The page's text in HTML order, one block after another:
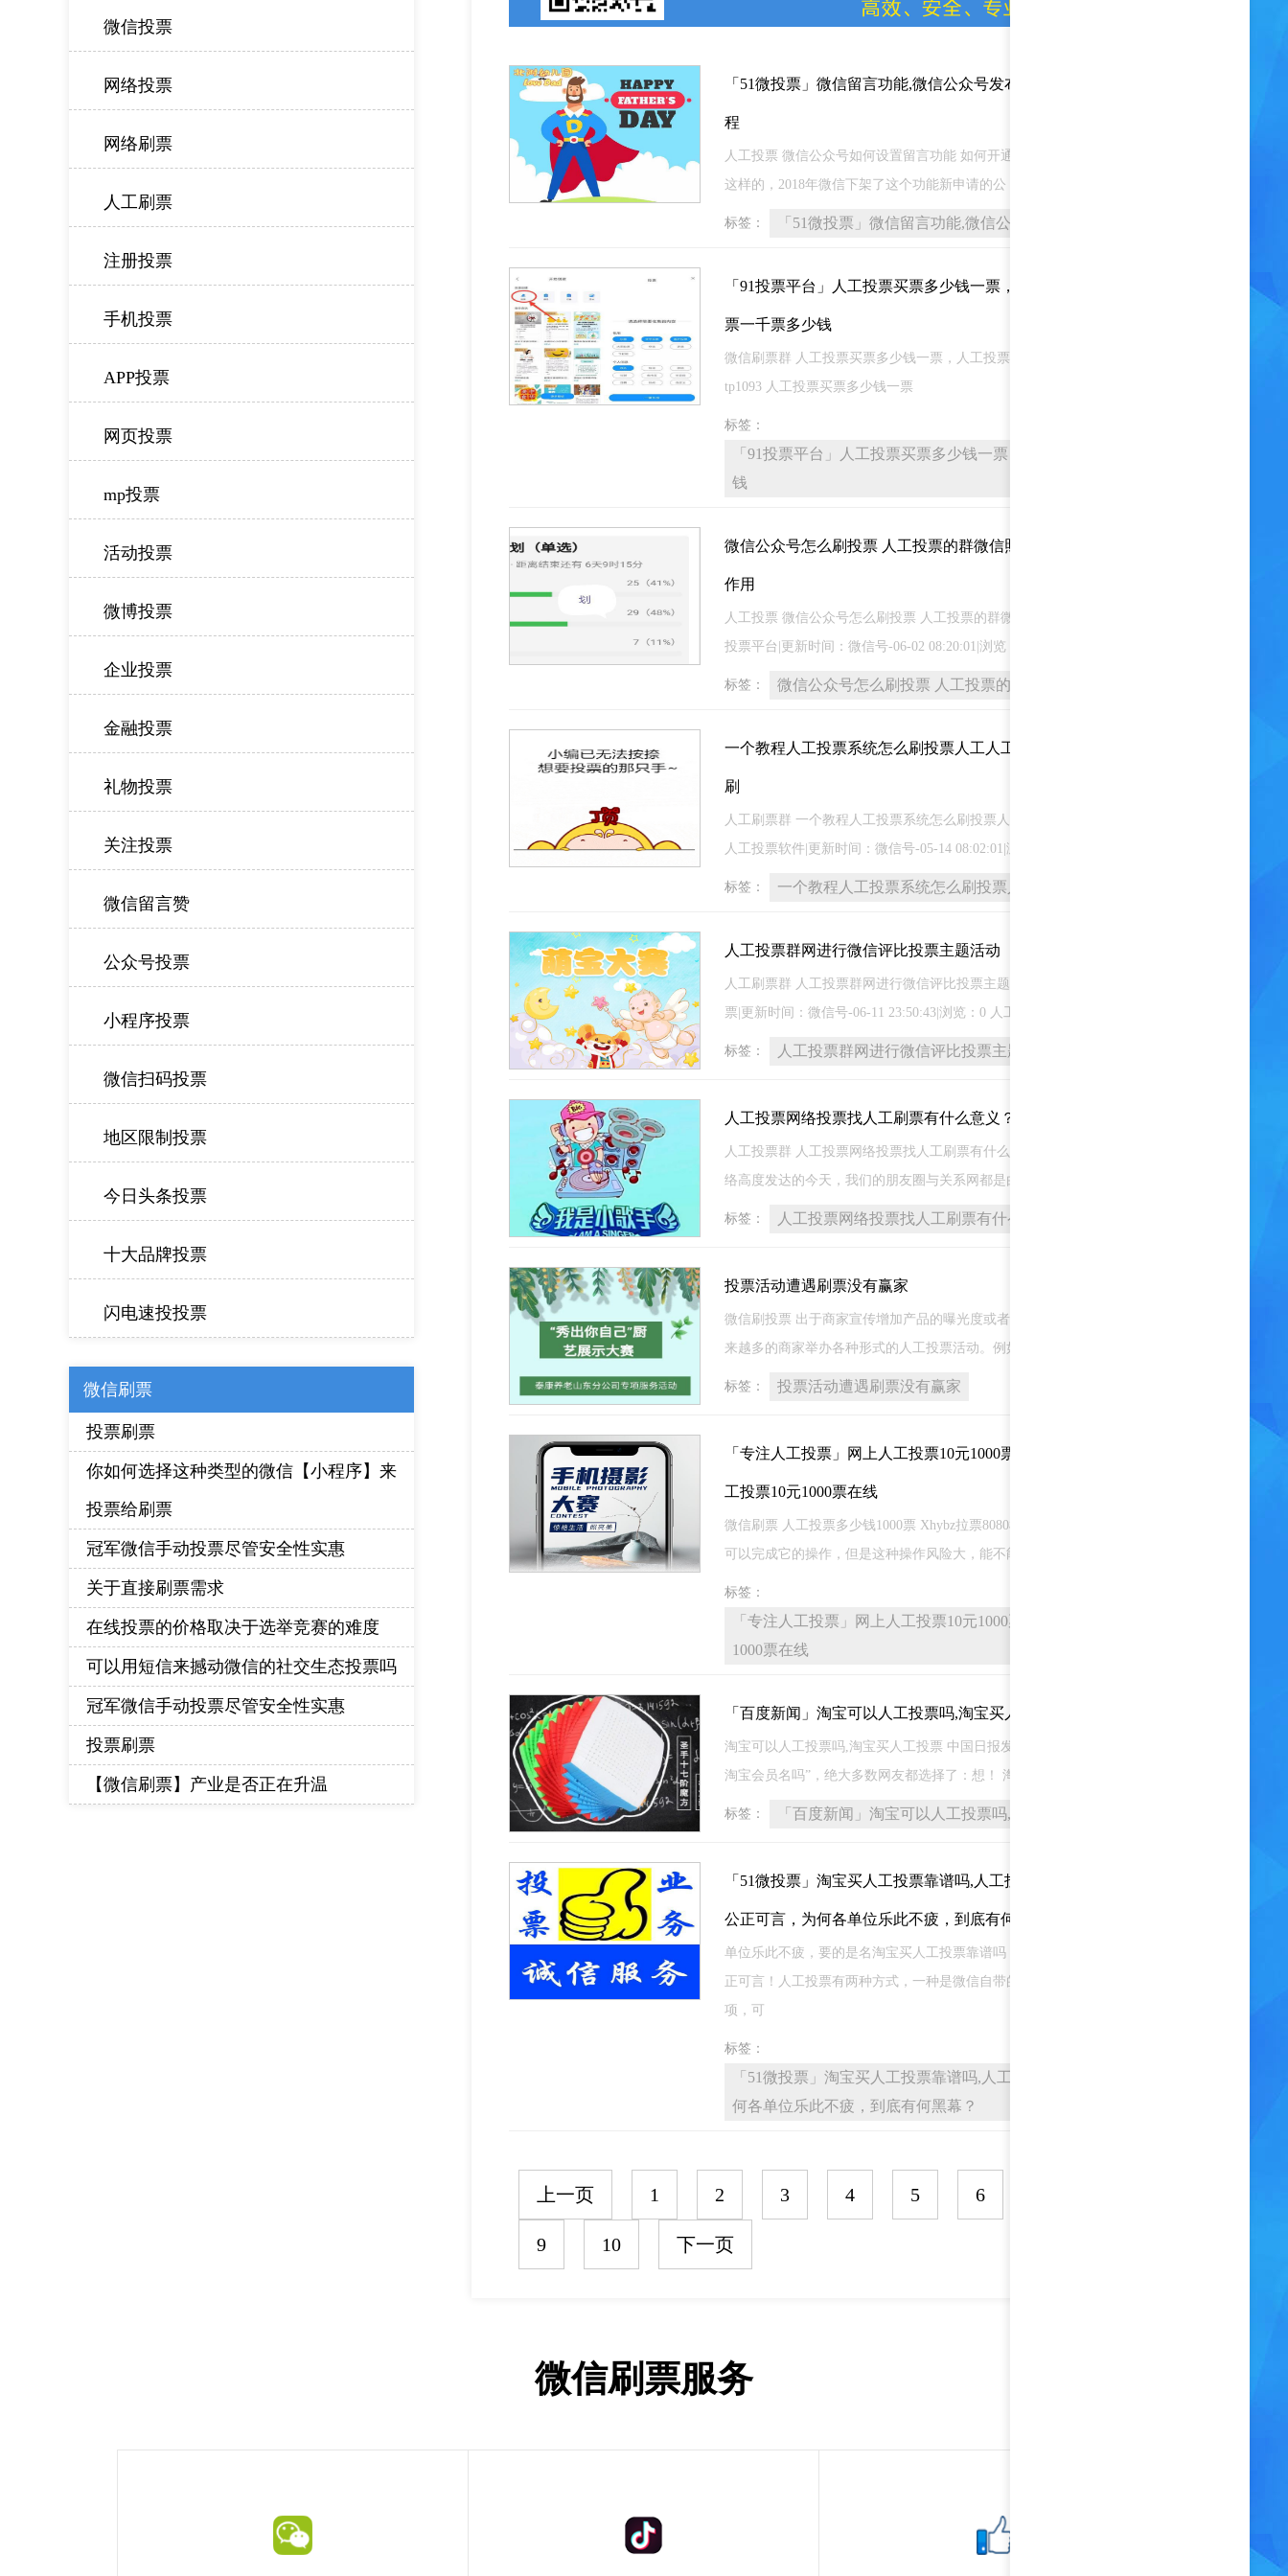
微信投票
网络投票
网络刷票
人工刷票
注册投票
手机投票
APP投票
网页投票
mp投票
活动投票
微博投票
企业投票
金融投票
礼物投票
关注投票
微信留言赞
公众号投票
小程序投票
微信扫码投票
地区限制投票
今日头条投票
十大品牌投票
闪电速投投票
微信刷票
投票刷票
你如何选择这种类型的微信【小程序】来
投票给刷票
冠军微信手动投票尽管安全性实惠
关于直接刷票需求
在线投票的价格取决于选举竞赛的难度
可以用短信来撼动微信的社交生态投票吗
冠军微信手动投票尽管安全性实惠
投票刷票
【微信刷票】产业是否正在升温
「51微投票」微信留言功能,微信公众号发布文章流
程
人工投票 微信公众号如何设置留言功能 如何开通微信公众平台留言功能？ 是
这样的，2018年微信下架了这个功能新申请的公
标签： 「51微投票」微信留言功能,微信公众号发布文章流程
「91投票平台」人工投票买票多少钱一票，人工投
票一千票多少钱
微信刷票群 人工投票买票多少钱一票，人工投票一千票多少钱 2023-2-8 ：
tp1093 人工投票买票多少钱一票
标签：
「91投票平台」人工投票买票多少钱一票，人工投票一千票多少
钱
微信公众号怎么刷投票 人工投票的群微信照片投票
作用
人工投票 微信公众号怎么刷投票 人工投票的群微信照片投票作用 当前栏目：
投票平台|更新时间：微信号-06-02 08:20:01|浏览：0 人
标签： 微信公众号怎么刷投票 人工投票的群微信照片投票作用
一个教程人工投票系统怎么刷投票人工人工投票代
刷
人工刷票群 一个教程人工投票系统怎么刷投票人工人工投票代刷 当前栏目：
人工投票软件|更新时间：微信号-05-14 08:02:01|浏览：0
标签： 一个教程人工投票系统怎么刷投票人工人工投票代刷
人工投票群网进行微信评比投票主题活动
人工刷票群 人工投票群网进行微信评比投票主题活动 当前栏目：快速人工投
票|更新时间：微信号-06-11 23:50:43|浏览：0 人工投票群
标签： 人工投票群网进行微信评比投票主题活动
人工投票网络投票找人工刷票有什么意义？
人工投票群 人工投票网络投票找人工刷票有什么意义？ 2023/07/18 10:12 在网
络高度发达的今天，我们的朋友圈与关系网都是由现实与虚
标签： 人工投票网络投票找人工刷票有什么意义？
投票活动遭遇刷票没有赢家
微信刷投票 出于商家宣传增加产品的曝光度或者增加公众号的粉丝数量，越
来越多的商家举办各种形式的人工投票活动。例如最萌宝贝，魅力之星才艺
标签： 投票活动遭遇刷票没有赢家
「专注人工投票」网上人工投票10元1000票,微信人
工投票10元1000票在线
微信刷票 人工投票多少钱1000票 Xhybz拉票8080机一般没有截图，几秒钟就
可以完成它的操作，但是这种操作风险大，能不能
标签：
「专注人工投票」网上人工投票10元1000票,微信人工投票10元
1000票在线
「百度新闻」淘宝可以人工投票吗,淘宝买人工投票
淘宝可以人工投票吗,淘宝买人工投票 中国日报发起了一个微博投票，“你想改
淘宝会员名吗”，绝大多数网友都选择了：想！ 淘宝买人工投票靠谱
标签： 「百度新闻」淘宝可以人工投票吗,淘宝买人工投票
「51微投票」淘宝买人工投票靠谱吗,人工投票毫无
公正可言，为何各单位乐此不疲，到底有何黑幕？
单位乐此不疲，要的是名淘宝买人工投票靠谱吗！我来告诉你投票为什么无公
正可言！人工投票有两种方式，一种是微信自带的投票系统，最多有30个选
项，可
标签：
「51微投票」淘宝买人工投票靠谱吗,人工投票毫无公正可言，为
何各单位乐此不疲，到底有何黑幕？
上一页 1 2 3 4 5 6
9 10 下一页
微信刷票服务